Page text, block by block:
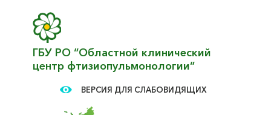
ГБУ РО “Областной клинический
центр фтизиопульмонологии”
ВЕРСИЯ ДЛЯ СЛАБОВИДЯЩИХ